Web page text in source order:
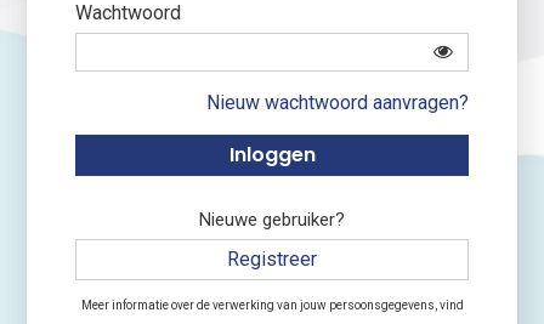
Wachtwoord
Nieuw wachtwoord aanvragen?
Nieuwe gebruiker?
Registreer
Meer informatie over de verwerking van jouw persoonsgegevens, vind